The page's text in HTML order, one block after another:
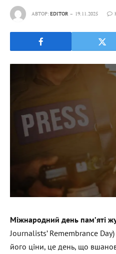
АВТОР:EDITOR 19.11.2025
Міжнародний день пам’яті
Journalists’ Remembrance
його ціни, це день, що